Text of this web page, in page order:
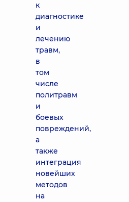
к
диагностике
и
лечению
травм,
в
том
числе
политравм
и
боевых
повреждений,
а
также
интеграция
новейших
методов
на